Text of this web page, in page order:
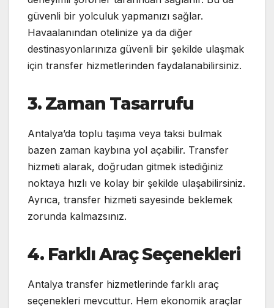
güvenli bir yolculuk yapmanızı sağlar.
Havaalanından otelinize ya da diğer
destinasyonlarınıza güvenli bir şekilde ulaşmak
için transfer hizmetlerinden faydalanabilirsiniz.
3. Zaman Tasarrufu
Antalya’da toplu taşıma veya taksi bulmak
bazen zaman kaybına yol açabilir. Transfer
hizmeti alarak, doğrudan gitmek istediğiniz
noktaya hızlı ve kolay bir şekilde ulaşabilirsiniz.
Ayrıca, transfer hizmeti sayesinde beklemek
zorunda kalmazsınız.
4. Farklı Araç Seçenekleri
Antalya transfer hizmetlerinde farklı araç
seçenekleri mevcuttur. Hem ekonomik araçlar